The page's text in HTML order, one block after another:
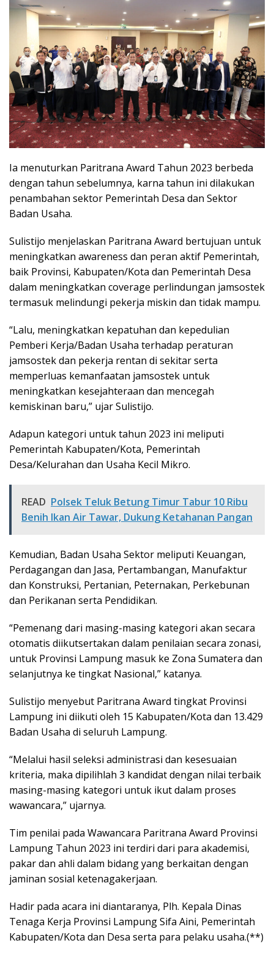
Ia menuturkan Paritrana Award Tahun 2023 berbeda
dengan tahun sebelumnya, karna tahun ini dilakukan
penambahan sektor Pemerintah Desa dan Sektor
Badan Usaha.
Sulistijo menjelaskan Paritrana Award bertujuan untuk
meningkatkan awareness dan peran aktif Pemerintah,
baik Provinsi, Kabupaten/Kota dan Pemerintah Desa
dalam meningkatkan coverage perlindungan jamsostek
termasuk melindungi pekerja miskin dan tidak mampu.
“Lalu, meningkatkan kepatuhan dan kepedulian
Pemberi Kerja/Badan Usaha terhadap peraturan
jamsostek dan pekerja rentan di sekitar serta
memperluas kemanfaatan jamsostek untuk
meningkatkan kesejahteraan dan mencegah
kemiskinan baru,” ujar Sulistijo.
Adapun kategori untuk tahun 2023 ini meliputi
Pemerintah Kabupaten/Kota, Pemerintah
Desa/Kelurahan dan Usaha Kecil Mikro.
READ Polsek Teluk Betung Timur Tabur 10 Ribu
Benih Ikan Air Tawar, Dukung Ketahanan Pangan
Kemudian, Badan Usaha Sektor meliputi Keuangan,
Perdagangan dan Jasa, Pertambangan, Manufaktur
dan Konstruksi, Pertanian, Peternakan, Perkebunan
dan Perikanan serta Pendidikan.
“Pemenang dari masing-masing kategori akan secara
otomatis diikutsertakan dalam penilaian secara zonasi,
untuk Provinsi Lampung masuk ke Zona Sumatera dan
selanjutnya ke tingkat Nasional,” katanya.
Sulistijo menyebut Paritrana Award tingkat Provinsi
Lampung ini diikuti oleh 15 Kabupaten/Kota dan 13.429
Badan Usaha di seluruh Lampung.
“Melalui hasil seleksi administrasi dan kesesuaian
kriteria, maka dipilihlah 3 kandidat dengan nilai terbaik
masing-masing kategori untuk ikut dalam proses
wawancara,” ujarnya.
Tim penilai pada Wawancara Paritrana Award Provinsi
Lampung Tahun 2023 ini terdiri dari para akademisi,
pakar dan ahli dalam bidang yang berkaitan dengan
jaminan sosial ketenagakerjaan.
Hadir pada acara ini diantaranya, Plh. Kepala Dinas
Tenaga Kerja Provinsi Lampung Sifa Aini, Pemerintah
Kabupaten/Kota dan Desa serta para pelaku usaha.(**)